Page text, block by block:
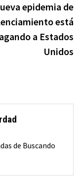
epidemia de
está
a Estados
Unidos
de Buscando